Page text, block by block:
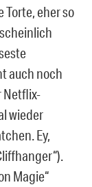
Torte, eher so
auch noch
Netflix-
wieder
Ey,
Magie“